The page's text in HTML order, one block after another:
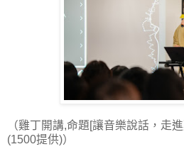
（雞丁開講,命題[讓音樂說話，走
(1500提供)）